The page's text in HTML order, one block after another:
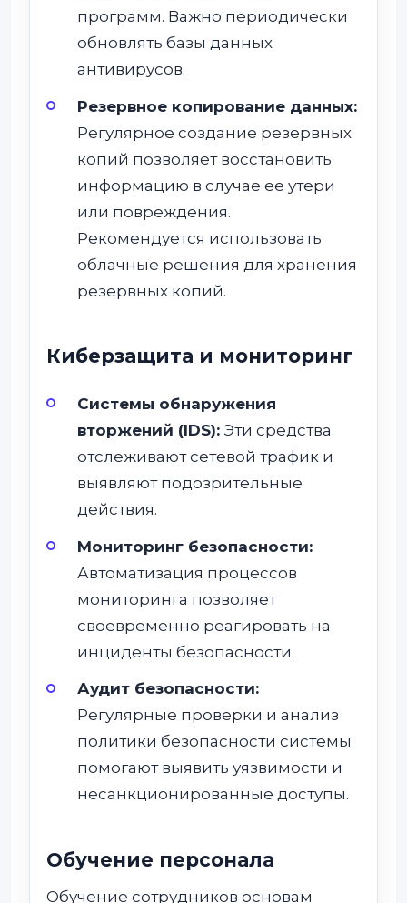
программ. Важно периодически
обновлять базы данных
антивирусов.
Резервное копирование данных:
Регулярное создание резервных
копий позволяет восстановить
информацию в случае ее утери
или повреждения.
Рекомендуется использовать
облачные решения для хранения
резервных копий.
Киберзащита и мониторинг
Системы обнаружения
вторжений (IDS): Эти средства
отслеживают сетевой трафик и
выявляют подозрительные
действия.
Мониторинг безопасности:
Автоматизация процессов
мониторинга позволяет
своевременно реагировать на
инциденты безопасности.
Аудит безопасности:
Регулярные проверки и анализ
политики безопасности системы
помогают выявить уязвимости и
несанкционированные доступы.
Обучение персонала
Обучение сотрудников основам